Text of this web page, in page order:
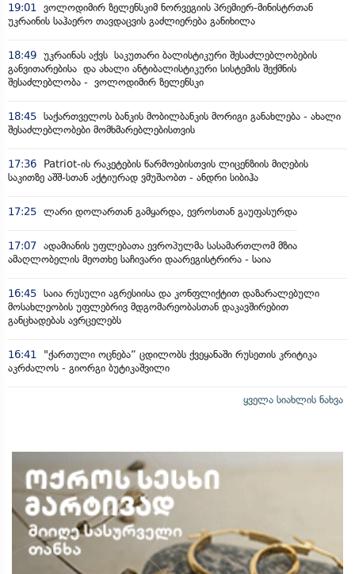
19:01
ვოლოდიმირ ზელენსკიმ ნორვეგიის პრემიერ-მინისტრთან
უკრაინის საჰაერო თავდაცვის გაძლიერება განიხილა
18:49 უკრაინას აქვს საკუთარი ბალისტიკური შესაძლებლობების
განვითარებისა და ახალი ანტიბალისტიკური სისტემის შექმნის
შესაძლებლობა - ვოლოდიმირ ზელენსკი
18:45 საქართველოს ბანკის მობილბანკის მორიგი განახლება - ახალი
შესაძლებლობები მომხმარებლებისთვის
17:36
Patriot-ის რაკეტების წარმოებისთვის ლიცენზიის მიღების
საკითზე აშშ-სთან აქტიურად ვმუშაობთ - ანდრი სიბიჰა
17:25 ლარი დოლართან გამყარდა, ევროსთან გაუფასურდა
17:07 ადამიანის უფლებათა ევროპულმა სასამართლომ მზია
ამაღლობელის მეოთხე საჩივარი დაარეგისტრირა - საია
16:45 საია რუსული აგრესიისა და კონფლიქტით დაზარალებული
მოსახლეობის უფლებრივ მდგომარეობასთან დაკავშირებით
განცხადებას ავრცელებს
16:41
"ქართული ოცნება“ ცდილობს ქვეყანაში რუსეთის კრიტიკა
აკრძალოს - გიორგი ბუტიკაშვილი
ყველა სიახლის ნახვა